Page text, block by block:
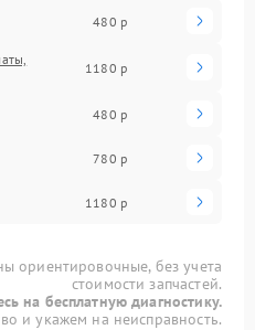
480 р
1180 р
480 р
780 р
1180 р
ориентировочные, без учета
стоимости запчастей.
на бесплатную диагностику.
и укажем на неисправность.